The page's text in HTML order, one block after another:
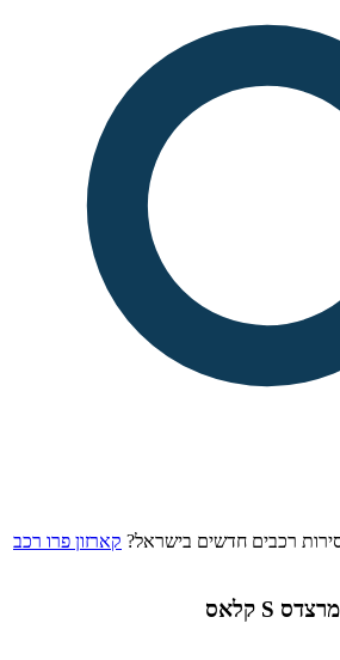
רכבים חדשים בישראל? קארזון פרו רכב
מרצדס S קלאס